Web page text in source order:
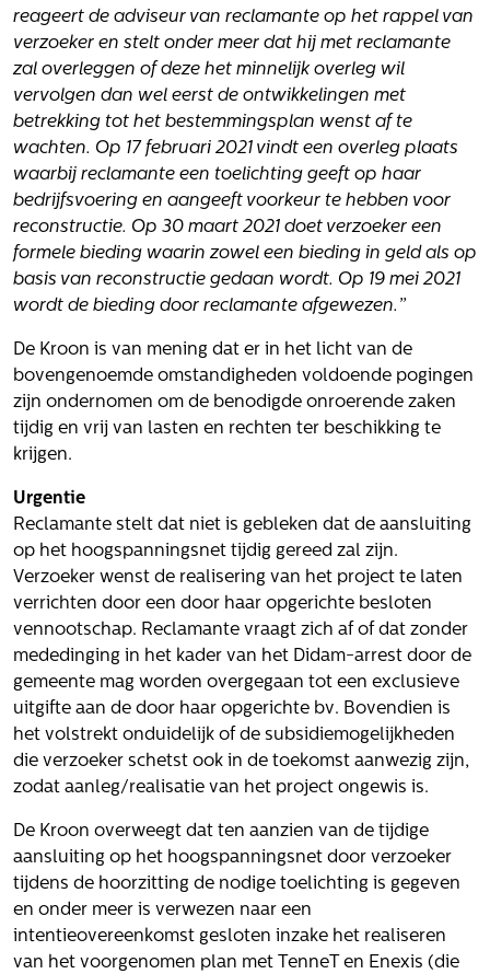
reageert de adviseur van reclamante op het rappel van
verzoeker en stelt onder meer dat hij met reclamante
zal overleggen of deze het minnelijk overleg wil
vervolgen dan wel eerst de ontwikkelingen met
betrekking tot het bestemmingsplan wenst af te
wachten. Op 17 februari 2021 vindt een overleg plaats
waarbij reclamante een toelichting geeft op haar
bedrijfsvoering en aangeeft voorkeur te hebben voor
reconstructie. Op 30 maart 2021 doet verzoeker een
formele bieding waarin zowel een bieding in geld als op
basis van reconstructie gedaan wordt. Op 19 mei 2021
wordt de bieding door reclamante afgewezen.”
De Kroon is van mening dat er in het licht van de
bovengenoemde omstandigheden voldoende pogingen
zijn ondernomen om de benodigde onroerende zaken
tijdig en vrij van lasten en rechten ter beschikking te
krijgen.
Urgentie
Reclamante stelt dat niet is gebleken dat de aansluiting
op het hoogspanningsnet tijdig gereed zal zijn.
Verzoeker wenst de realisering van het project te laten
verrichten door een door haar opgerichte besloten
vennootschap. Reclamante vraagt zich af of dat zonder
mededinging in het kader van het Didam-arrest door de
gemeente mag worden overgegaan tot een exclusieve
uitgifte aan de door haar opgerichte bv. Bovendien is
het volstrekt onduidelijk of de subsidiemogelijkheden
die verzoeker schetst ook in de toekomst aanwezig zijn,
zodat aanleg/realisatie van het project ongewis is.
De Kroon overweegt dat ten aanzien van de tijdige
aansluiting op het hoogspanningsnet door verzoeker
tijdens de hoorzitting de nodige toelichting is gegeven
en onder meer is verwezen naar een
intentieovereenkomst gesloten inzake het realiseren
van het voorgenomen plan met TenneT en Enexis (die